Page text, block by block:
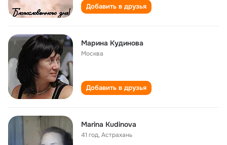
Добавить в друзья
Марина Кудинова
Москва
Добавить в друзья
Marina Kudinova
41 год,Астрахань